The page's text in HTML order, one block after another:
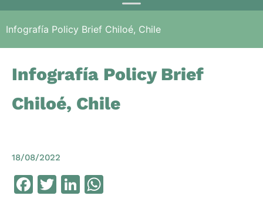
Infografía Policy Brief Chiloé, Chile
Infografía Policy Brief
Chiloé, Chile
18/08/2022
Facebook
TwitterLinkedIn